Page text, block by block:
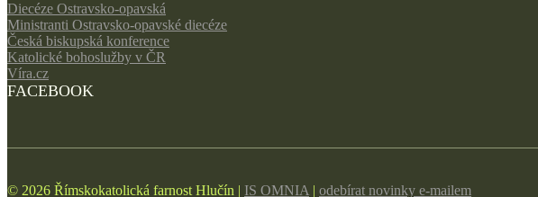
Diecéze Ostravsko-opavská
Ministranti Ostravsko-opavské diecéze
Česká biskupská konference
Katolické bohoslužby v ČR
Víra.cz
FACEBOOK
© 2026 Římskokatolická farnost Hlučín | IS OMNIA | odebírat novinky e-mailem